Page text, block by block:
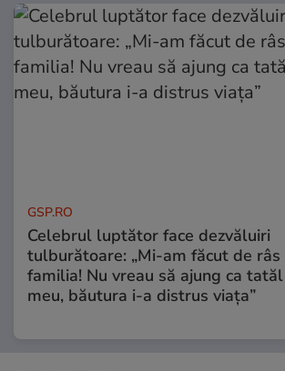
GSP.RO
Celebrul luptător face dezvăluiri
tulburătoare: „Mi-am făcut de râs
familia! Nu vreau să ajung ca tatăl
meu, băutura i-a distrus viața”